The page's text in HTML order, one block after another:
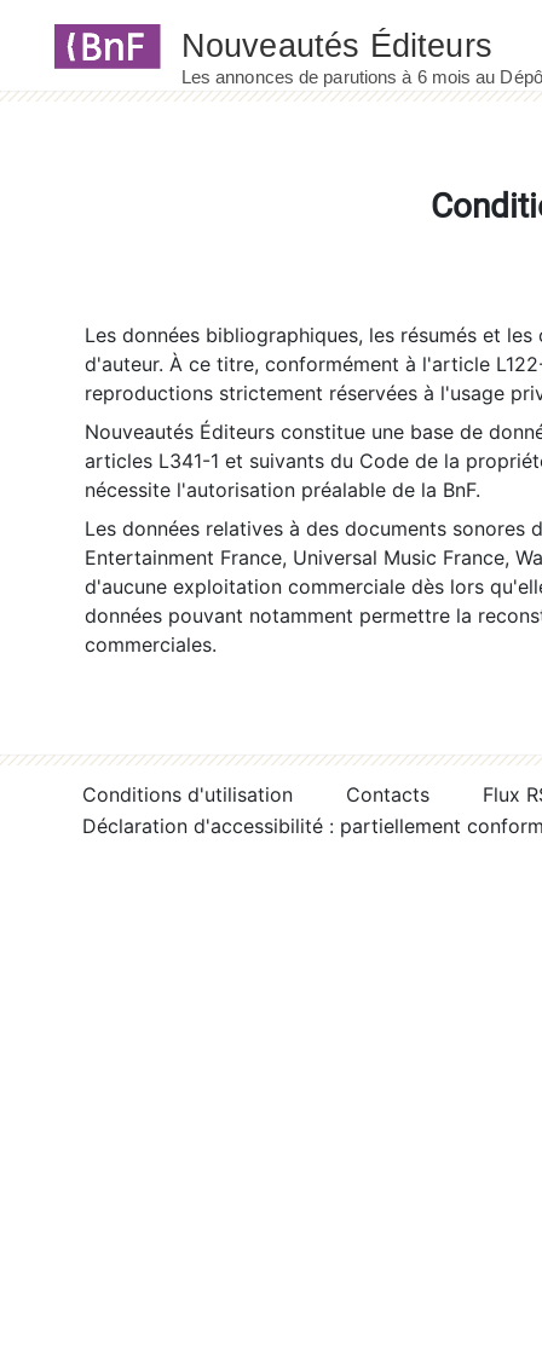
Les données bibliographiques, les résumés et
d'auteur. À ce titre, conformément à l'article
reproductions strictement réservées à l'usage
Nouveautés Éditeurs constitue une base de
articles L341-1 et suivants du Code de la
nécessite l'autorisation préalable de la BnF.
Les données relatives à des documents sonores
Entertainment France, Universal Music France,
d'aucune exploitation commerciale dès lors
données pouvant notamment permettre la
commerciales.
Conditions d'utilisation Contacts
Flux
Déclaration d'accessibilité : partiellement